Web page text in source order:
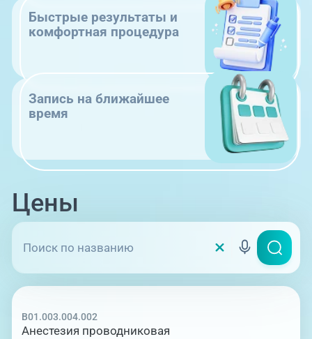
Быстрые результаты и
комфортная процедура
Запись на ближайшее
время
Цены
B01.003.004.002
Анестезия проводниковая